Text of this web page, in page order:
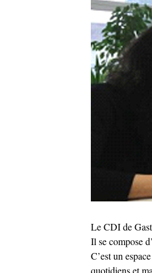
Le CDI de
Il se compose
C’est un